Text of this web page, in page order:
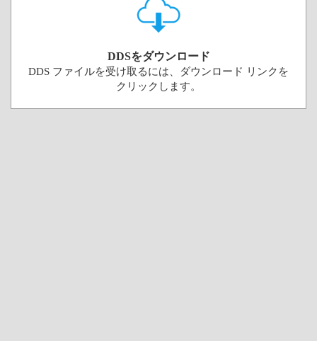
DDSをダウンロード
DDS ファイルを受け取るには、ダウンロード リンクを
クリックします。